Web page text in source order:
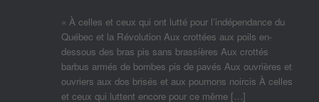
« À celles et ceux qui ont lutté pour l’indépendance du
Québec et la Révolution Aux crottées aux poils en-
dessous des bras pis sans brassières Aux crottés
barbus armés de bombes pis de pavés Aux ouvrières et
ouvriers aux dos brisés et aux poumons noircis À celles
et ceux qui luttent encore pour ce même […]